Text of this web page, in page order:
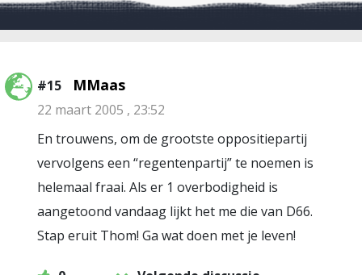
#15 MMaas
22 maart 2005 , 23:52
En trouwens, om de grootste oppositiepartij
vervolgens een “regentenpartij” te noemen is
helemaal fraai. Als er 1 overbodigheid is
aangetoond vandaag lijkt het me die van D66.
Stap eruit Thom! Ga wat doen met je leven!